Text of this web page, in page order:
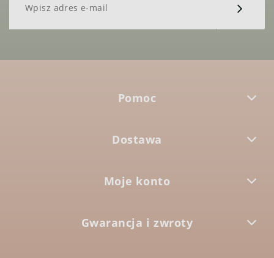
Pomoc
Dostawa
Moje konto
Gwarancja i zwroty